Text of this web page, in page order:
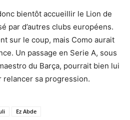
bientôt accueillir le Lion de
par d’autres clubs européens.
sur le coup, mais Como aurait
Un passage en Serie A, sous
du Barça, pourrait bien lui
sa progression.
Ez Abde